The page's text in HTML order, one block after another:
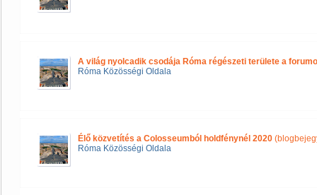
A világ nyolcadik csodája Róma régészeti területe a
Róma Közösségi Oldala
Élő közvetítés a Colosseumból holdfénynél 2020
Róma Közösségi Oldala